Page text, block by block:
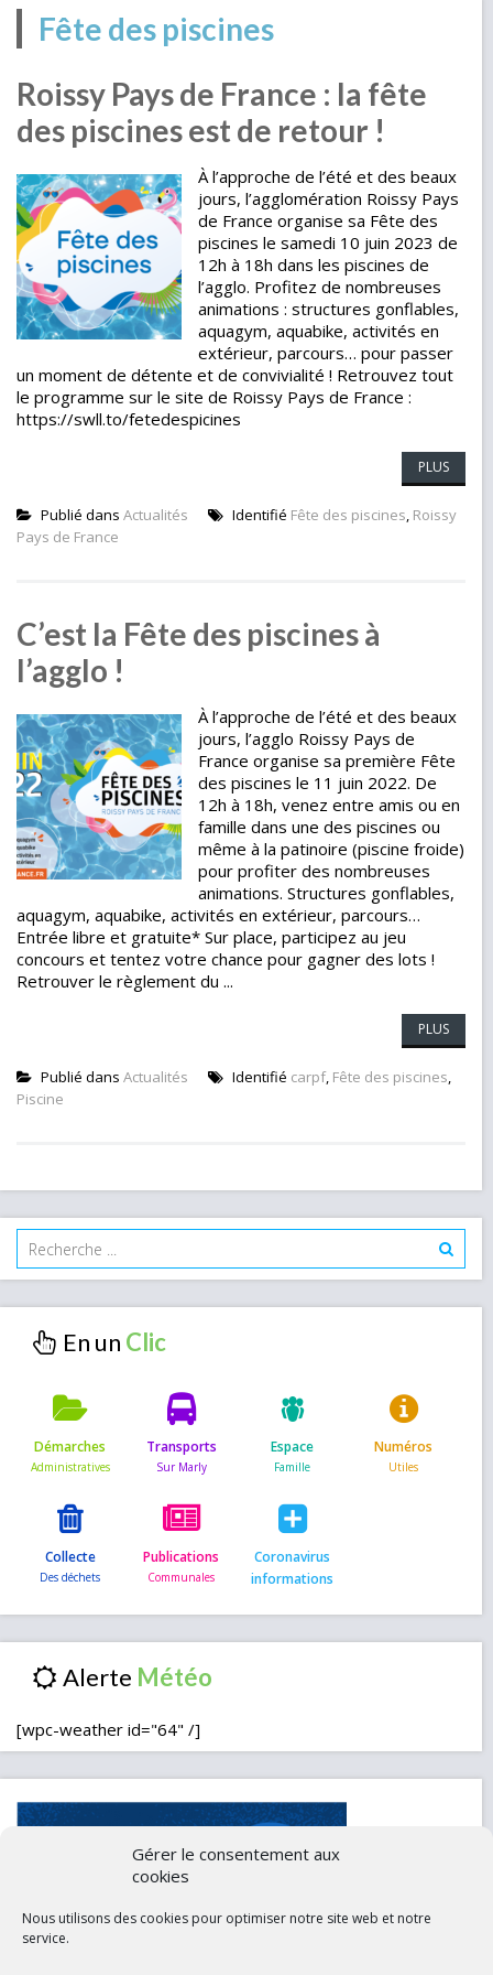
Gérer le consentement aux
cookies
Nous utilisons des cookies pour optimiser notre site web et notre
service.
Fête des piscines
Roissy Pays de France : la fête
des piscines est de retour !
À l’approche de l’été et des beaux
jours, l’agglomération Roissy Pays
de France organise sa Fête des
piscines le samedi 10 juin 2023 de
12h à 18h dans les piscines de
l’agglo. Profitez de nombreuses
animations : structures gonflables,
aquagym, aquabike, activités en
extérieur, parcours… pour passer
un moment de détente et de convivialité ! Retrouvez tout
le programme sur le site de Roissy Pays de France :
https://swll.to/fetedespicines
PLUS
Publié dans Actualités Identifié Fête des piscines, Roissy
Pays de France
C’est la Fête des piscines à
l’agglo !
À l’approche de l’été et des beaux
jours, l’agglo Roissy Pays de
France organise sa première Fête
des piscines le 11 juin 2022. De
12h à 18h, venez entre amis ou en
famille dans une des piscines ou
même à la patinoire (piscine froide)
pour profiter des nombreuses
animations. Structures gonflables,
aquagym, aquabike, activités en extérieur, parcours…
Entrée libre et gratuite* Sur place, participez au jeu
concours et tentez votre chance pour gagner des lots !
Retrouver le règlement du ...
PLUS
Publié dans Actualités Identifié carpf, Fête des piscines,
Piscine
En un
Démarches Transports Espace Numéros
Collecte Publications
Coronavirus
informations
Alerte
[wpc-weather id="64" /]